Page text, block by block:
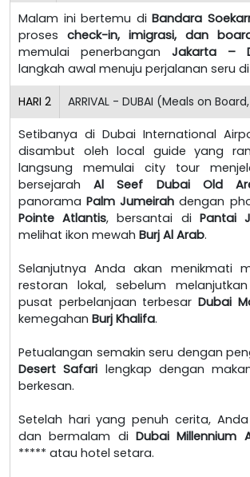
Malam ini bertemu di Bandara
proses check-in, imigrasi, dan
memulai penerbangan Jakarta –
langkah awal menuju perjalanan seru di
HARI 2 ARRIVAL - DUBAI (Meals on
Setibanya di Dubai International
disambut oleh local guide yang
langsung memulai city tour
bersejarahAl Seef Dubai Old
panoramaPalm Jumeirah dengan
Pointe Atlantis, bersantai di Pantai
melihat ikon mewah Burj Al Arab.
Selanjutnya Anda akan menikmati
restoran lokal, sebelum
pusat perbelanjaan terbesar Dubai
kemegahan Burj Khalifa.
Petualangan semakin seru dengan
Desert Safari lengkap dengan
berkesan.
Setelah hari yang penuh cerita,
dan bermalam di Dubai Millennium
***** atau hotel setara.